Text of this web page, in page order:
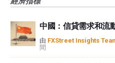
中國：信貸需求和流
由 FXStreet Insights
間